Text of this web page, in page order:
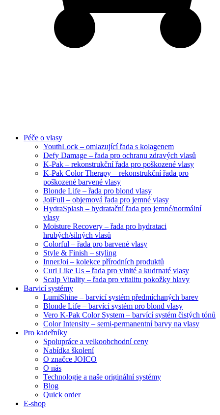
Péče o vlasy
YouthLock – omlazující řada s kolagenem
Defy Damage – řada pro ochranu zdravých vlasů
K-Pak – rekonstrukční řada pro poškozené vlasy
K-Pak Color Therapy – rekonstrukční řada pro
poškozené barvené vlasy
Blonde Life – řada pro blond vlasy
JoiFull – objemová řada pro jemné vlasy
HydraSplash – hydratační řada pro jemné/normální
vlasy
Moisture Recovery – řada pro hydrataci
hrubých/silných vlasů
Colorful – řada pro barvené vlasy
Style & Finish – styling
InnerJoi – kolekce přírodních produktů
Curl Like Us – řada pro vlnité a kudrnaté vlasy
Scalp Vitality – řada pro vitalitu pokožky hlavy
Barvicí systémy
LumiShine – barvicí systém předmíchaných barev
Blonde Life – barvící systém pro blond vlasy
Vero K-Pak Color System – barvící systém čistých tónů
Color Intensity – semi-permanentní barvy na vlasy
Pro kadeřníky
Spolupráce a velkoobchodní ceny
Nabídka školení
O značce JOICO
O nás
Technologie a naše originální systémy
Blog
Quick order
E-shop